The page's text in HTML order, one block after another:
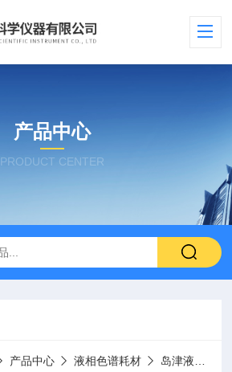
产品中心
PRODUCT CENTER
产品中心 液相色谱耗材 岛津液相色谱耗材